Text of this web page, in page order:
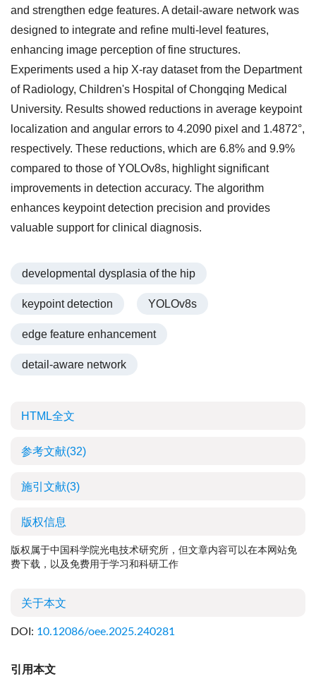
and strengthen edge features. A detail-aware network was
designed to integrate and refine multi-level features,
enhancing image perception of fine structures.
Experiments used a hip X-ray dataset from the Department
of Radiology, Children's Hospital of Chongqing Medical
University. Results showed reductions in average keypoint
localization and angular errors to 4.2090 pixel and 1.4872°,
respectively. These reductions, which are 6.8% and 9.9%
compared to those of YOLOv8s, highlight significant
improvements in detection accuracy. The algorithm
enhances keypoint detection precision and provides
valuable support for clinical diagnosis.
developmental dysplasia of the hip
keypoint detection YOLOv8s
edge feature enhancement
detail-aware network
HTML全文
参考文献(32)
施引文献(3)
版权信息
版权属于中国科学院光电技术研究所，但文章内容可以在本网站免
费下载，以及免费用于学习和科研工作
关于本文
DOI: 10.12086/oee.2025.240281
引用本文